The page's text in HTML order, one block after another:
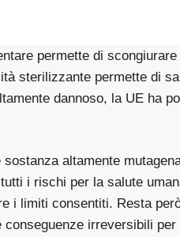
permette di
sterilizzante permette di
dannoso, la UE ha
altamente
i rischi per la salute
i limiti consentiti. Resta
irreversibili per